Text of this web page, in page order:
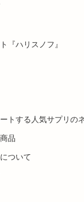
『ハリスノフ』
トする人気サプリの
品
ついて